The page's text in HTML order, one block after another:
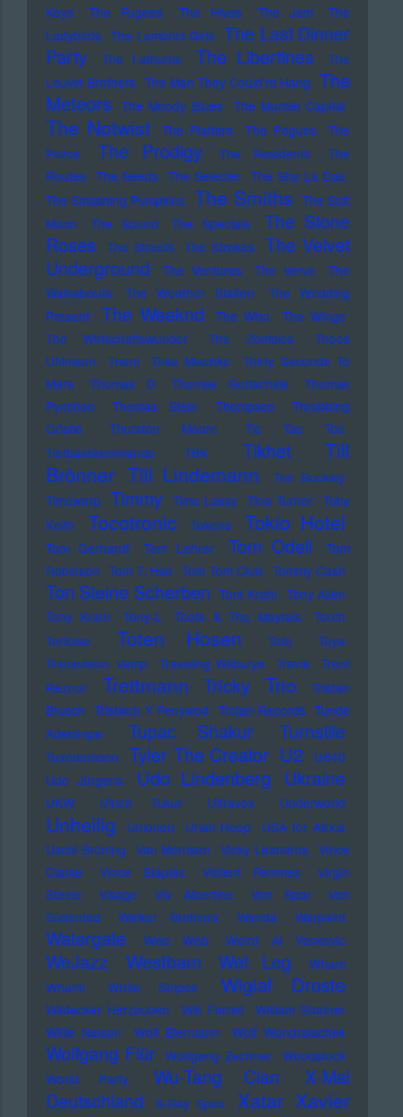
Keys
The Fugees The Hives The Jam
The
Ladybirds The Lambrini Girls The Last Dinner
Party
The Lathums The Libertines
The
Louvin Brothers The Man They Could'nt Hang The
Meteors The Moody Blues The Murder Capital
The Notwist The Platters The Pogues
The
Police
The Prodigy The Residents
The
Routes The Seeds The Selecter The Sha La Das
The Smashing Pumpkins The Smiths The Soft
Moon
The Sound The Specials
The Stone
Roses
The Streets The Strokes
The Velvet
Underground
The Ventures The Verve
The
Walkabouts
The Weather Station
The Wedding
Present
The Weeknd The Who
The Wings
The Wirtschaftswunder
The Zombies
Thees
Uhlmann
Them Thilo Mischke
Thirty Seconds To
Mars
Thomas D Thomas Gottschalk
Thomas
Pynchon
Thomas Stein Thompson
Throbbing
Gristle
Thurston Moore
Tic Tac Toe
Tiefbasskommando TBK
Tikhet
Till
Brönner Till Lindemann
Tim Buckley
Timewarp Timmy Timo Lassy Tina Turner Toby
Keith
Tocotronic Tokens Tokio Hotel
Tom Gerhardt Tom Lehrer Tom Odell
Tom
Robinson Tom T. Hall Tom Tom Club Tommy Cash
Ton Steine Scherben Toni Krahl Tony Allen
Tony Krahl
Tony-L Toots & The Maytals
Torch
Tortoise
Toten Hosen Toto
Toya
Transvision Vamp
Traveling Wilburys Travis
Trent
Reznor
Trettmann Tricky Trio
Tristan
Brusch Tristwch Y Fenywod Trojan Records Tunde
Adebimpe
Tupac Shakur Turnstile
Tuxedomoon Tyler The Creator U2
UB40
Udo Jürgens
Udo Lindenberg Ukraine
UKW Ulrich Tukur Ultravox Underworld
Unheilig Unionen Uriah Heep
USA for Africa
Uschi Brüning Van Morrison Vicky Leandros Vince
Clarke
Vince Staples Violent Femmes
Virgin
Steele
Visage Viv Albertine Von Spar
Von
Südenfed
Walker Brothers Wanda Warpaint
Watergate Web Web Weird Al Yankovic
WeJazz Westbam Wet Leg
Wham
Wham!
White Stripes Wiglaf Droste
Wildecker Herzbuben Will Ferrell
William Shatner
Willie Nelson
Wolf Biermann Wolf Wondratschek
Wolfgang Flür Wolfgang Zechner
Woodstock
World Party
Wu-Tang Clan
X-Mal
Deutschland
X-Ray Spex Xatar Xavier